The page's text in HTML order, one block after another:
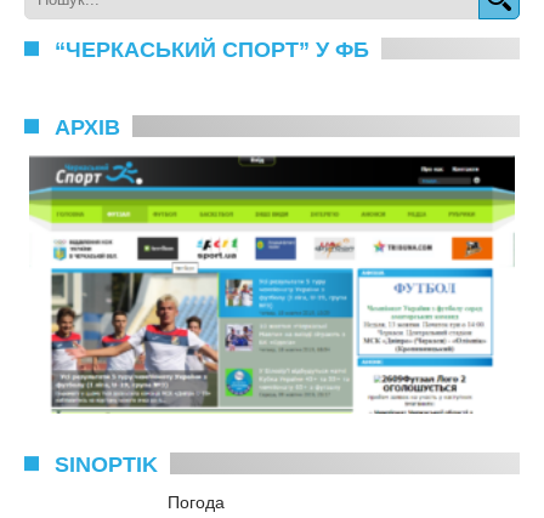
“ЧЕРКАСЬКИЙ СПОРТ” У ФБ
АРХІВ
SINOPTIK
Погода